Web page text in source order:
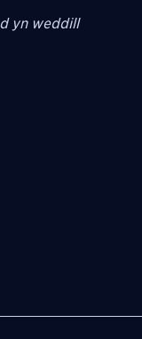
yn weddill